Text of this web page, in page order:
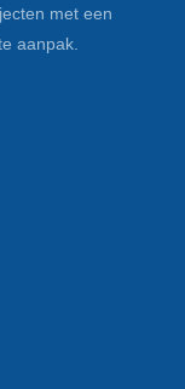
met een
aanpak.